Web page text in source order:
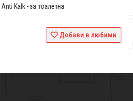
Kalk - за тоалетна
Добави в любими